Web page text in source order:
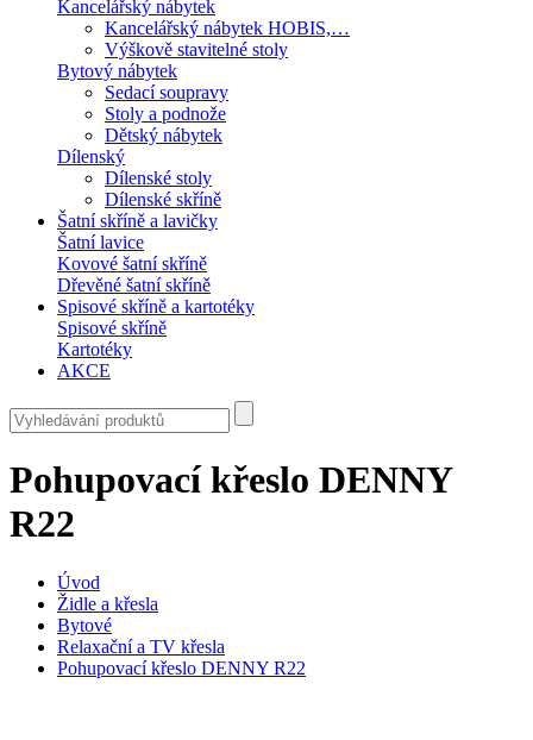
Kancelářský nábytek
Kancelářský nábytek HOBIS,…
Výškově stavitelné stoly
Bytový nábytek
Sedací soupravy
Stoly a podnože
Dětský nábytek
Dílenský
Dílenské stoly
Dílenské skříně
Šatní skříně a lavičky
Šatní lavice
Kovové šatní skříně
Dřevěné šatní skříně
Spisové skříně a kartotéky
Spisové skříně
Kartotéky
AKCE
Pohupovací křeslo DENNY
R22
Úvod
Židle a křesla
Bytové
Relaxační a TV křesla
Pohupovací křeslo DENNY R22